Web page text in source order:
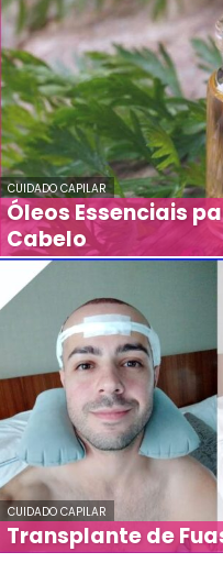
CUIDADO CAPILAR
Óleos Essenciais
Cabelo
CUIDADO CAPILAR
Transplante de